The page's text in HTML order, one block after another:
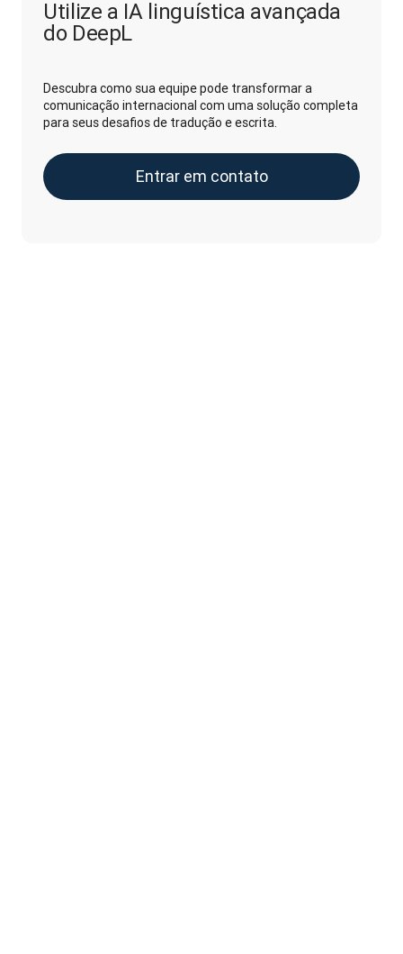
Utilize a IA linguística avançada
do DeepL
Descubra como sua equipe pode transformar a
comunicação internacional com uma solução completa
para seus desafios de tradução e escrita.
Entrar em contato